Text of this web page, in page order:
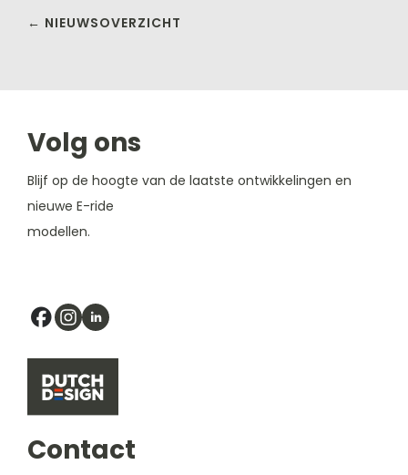
← NIEUWSOVERZICHT
Volg ons
Blijf op de hoogte van de laatste ontwikkelingen en
nieuwe E-ride
modellen.
Contact